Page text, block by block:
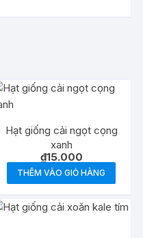
Hạt giống cải ngọt cọng
xanh
₫15.000
THÊM VÀO GIỎ HÀNG